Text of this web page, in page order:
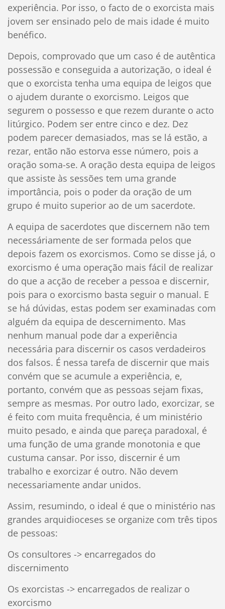
experiência. Por isso, o facto de o exorcista mais
jovem ser ensinado pelo de mais idade é muito
benéfico.
Depois, comprovado que um caso é de autêntica
possessão e conseguida a autorização, o ideal é
que o exorcista tenha uma equipa de leigos que
o ajudem durante o exorcismo. Leigos que
segurem o possesso e que rezem durante o acto
litúrgico. Podem ser entre cinco e dez. Dez
podem parecer demasiados, mas se lá estão, a
rezar, então não estorva esse número, pois a
oração soma-se. A oração desta equipa de leigos
que assiste às sessões tem uma grande
importância, pois o poder da oração de um
grupo é muito superior ao de um sacerdote.
A equipa de sacerdotes que discernem não tem
necessáriamente de ser formada pelos que
depois fazem os exorcismos. Como se disse já, o
exorcismo é uma operação mais fácil de realizar
do que a acção de receber a pessoa e discernir,
pois para o exorcismo basta seguir o manual. E
se há dúvidas, estas podem ser examinadas com
alguém da equipa de descernimento. Mas
nenhum manual pode dar a experiência
necessária para discernir os casos verdadeiros
dos falsos. É nessa tarefa de discernir que mais
convém que se acumule a experiência, e,
portanto, convém que as pessoas sejam fixas,
sempre as mesmas. Por outro lado, exorcizar, se
é feito com muita frequência, é um ministério
muito pesado, e ainda que pareça paradoxal, é
uma função de uma grande monotonia e que
custuma cansar. Por isso, discernir é um
trabalho e exorcizar é outro. Não devem
necessariamente andar unidos.
Assim, resumindo, o ideal é que o ministério nas
grandes arquidioceses se organize com três tipos
de pessoas:
Os consultores -> encarregados do
discernimento
Os exorcistas -> encarregados de realizar o
exorcismo